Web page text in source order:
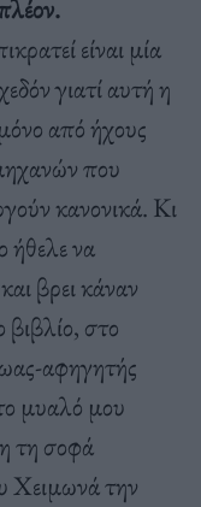
είναι μία
γιατί αυτή η
από ήχους
που
κανονικά. Κι
ήθελε να
βρει κάναν
στο
αφηγητής
μυαλό μου
τη σοφά
Χειμωνά την